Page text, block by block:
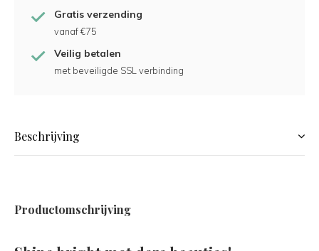
Gratis verzending
vanaf €75
Veilig betalen
met beveiligde SSL verbinding
Beschrijving
Productomschrijving